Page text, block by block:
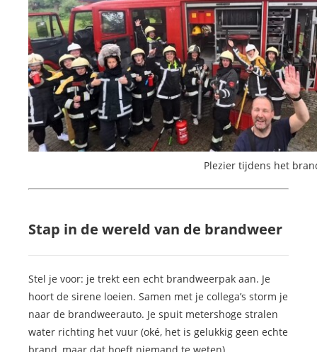
Plezier tijdens het
Stap in de wereld van de brandweer
Stel je voor: je trekt een echt brandweerpak aan. Je
hoort de sirene loeien. Samen met je collega’s storm je
naar de brandweerauto. Je spuit metershoge stralen
water richting het vuur (oké, het is gelukkig geen echte